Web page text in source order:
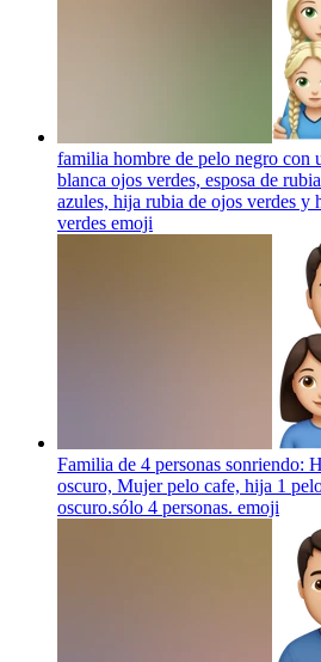
familia hombre de pelo negro con
blanca ojos verdes, esposa de
azules, hija rubia de ojos verdes y
verdes emoji
Familia de 4 personas sonriendo:
oscuro, Mujer pelo cafe, hija 1
oscuro.sólo 4 personas. emoji